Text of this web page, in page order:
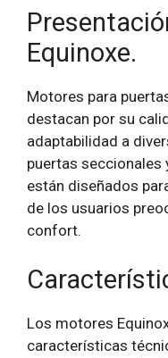
Equinoxe.
Motores para
destacan por su
adaptabilidad a
puertas seccionales
están diseñados
de los usuarios
confort.
Los motores
características